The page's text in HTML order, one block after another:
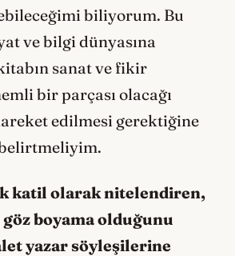
biliyorum. Bu
ve bilgi dünyasına
sanat ve fikir
bir parçası olacağı
edilmesi gerektiğine
belirtmeliyim.
katil olarak nitelendiren,
göz boyama olduğunu
yazar söyleşilerine